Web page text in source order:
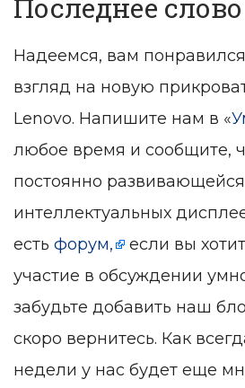
Последнее слово
Надеемся, вам
взгляд на новую
Lenovo. Напишите нам в «
любое время и сообщите,
постоянно
интеллектуальных
есть форум,
если вы
участие в обсуждении
забудьте добавить наш
скоро вернитесь. Как
недели у нас будет еще